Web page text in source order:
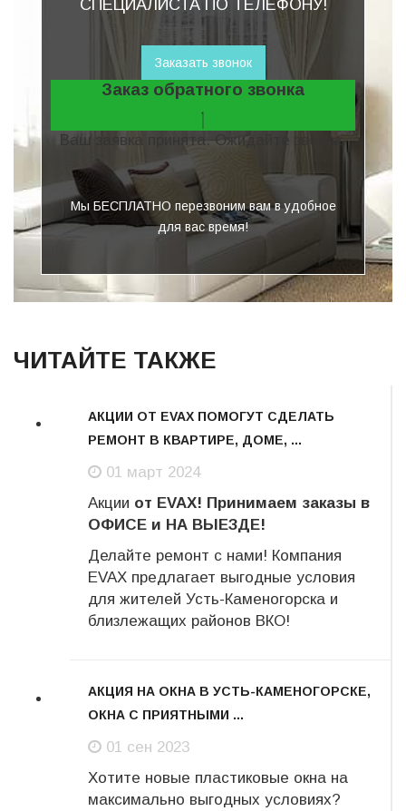
СПЕЦИАЛИСТА ПО ТЕЛЕФОНУ!
Заказать звонок
Заказ обратного звонка
Ваш заявка принята. Ожидайте звонка.
Мы БЕСПЛАТНО перезвоним вам в удобное
для вас время!
ЧИТАЙТЕ ТАКЖЕ
март
АКЦИИ ОТ EVAX ПОМОГУТ СДЕЛАТЬ
РЕМОНТ В КВАРТИРЕ, ДОМЕ, ...
01 март 2024
Акции от EVAX! Принимаем заказы в
ОФИСЕ и НА ВЫЕЗДЕ!
Делайте ремонт с нами! Компания
EVAX предлагает выгодные условия
для жителей Усть-Каменогорска и
близлежащих районов ВКО!
сен
АКЦИЯ НА ОКНА В УСТЬ-КАМЕНОГОРСКЕ,
ОКНА С ПРИЯТНЫМИ ...
01 сен 2023
Хотите новые пластиковые окна на
максимально выгодных условиях?